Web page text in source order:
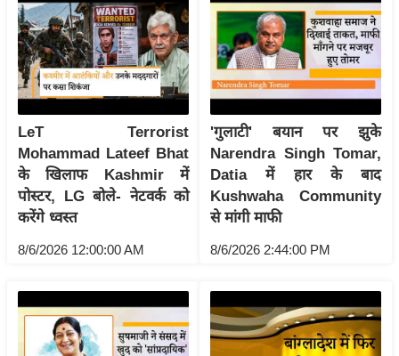
g
N
e
w
s
ला
इ
फ
स्टा
इ
ल
क्नॉ
लॉ
LeT Terrorist
Mohammad Lateef Bhat
के खिलाफ Kashmir में
पोस्टर, LG बोले- नेटवर्क को
करेंगे ध्वस्त
8/6/2026 12:00:00 AM
'गुलाटी' बयान पर झुके
Narendra Singh Tomar,
Datia में हार के बाद
Kushwaha Community
से मांगी माफी
8/6/2026 2:44:00 PM